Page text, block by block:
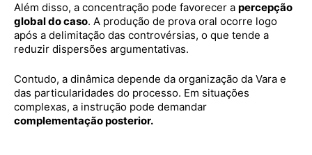
Além disso, a concentração pode favorecer a percepção
global do caso. A produção de prova oral ocorre logo
após a delimitação das controvérsias, o que tende a
reduzir dispersões argumentativas.
Contudo, a dinâmica depende da organização da Vara e
das particularidades do processo. Em situações
complexas, a instrução pode demandar
complementação posterior.